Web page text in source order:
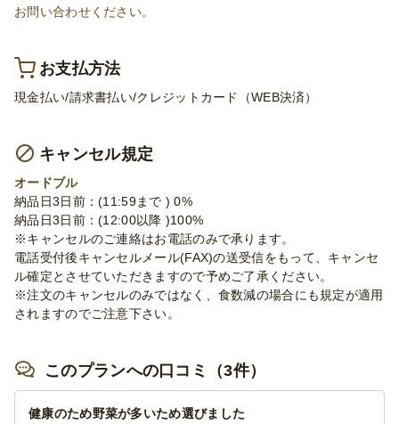
お問い合わせください。
お支払方法
現金払い/請求書払い/クレジットカード（WEB決済）
キャンセル規定
オードブル
納品日3日前：(11:59まで ) 0%
納品日3日前：(12:00以降 )100%
※キャンセルのご連絡はお電話のみで承ります。
電話受付後キャンセルメール(FAX)の送受信をもって、キャンセ
ル確定とさせていただきますので予めご了承ください。
※注文のキャンセルのみではなく、食数減の場合にも規定が適用
されますのでご注意下さい。
このプランへの口コミ（3件）
健康のため野菜が多いため選びました